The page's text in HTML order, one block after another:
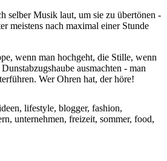
selber Musik laut, um sie zu übertönen -
meistens nach maximal einer Stunde
wenn man hochgeht, die Stille, wenn
ausmachten - man
Wer Ohren hat, der höre!